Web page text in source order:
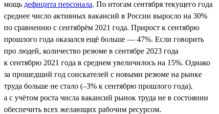
мощь дефицита персонала. По итогам сентября текущего года
среднее число активных вакансий в России выросло на 30%
по сравнению с сентябрём 2021 года. Прирост к сентябрю
прошлого года оказался ещё больше — 47%. Если говорить
про людей, количество резюме в сентябре 2023 года
к сентябрю 2021 года в среднем увеличилось на 15%. Однако
за прошедший год соискателей с новыми резюме на рынке
труда больше не стало (–3% к сентябрю прошлого года),
а с учётом роста числа вакансий рынок труда не в состоянии
обеспечить всех желающих рабочим ресурсом.